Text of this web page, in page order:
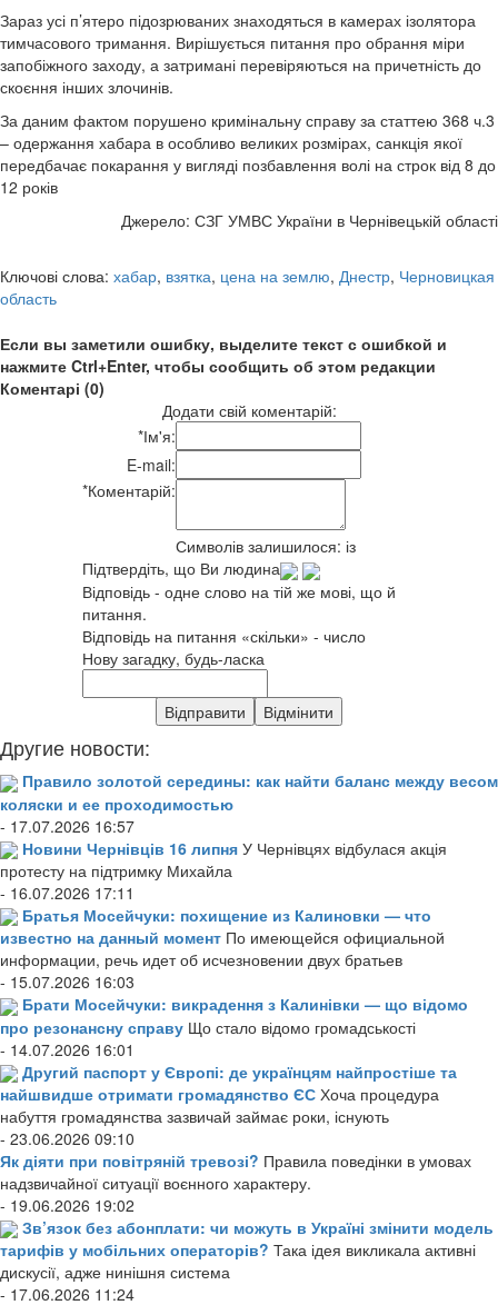
Зараз усі п’ятеро підозрюваних знаходяться в камерах ізолятора
тимчасового тримання. Вирішується питання про обрання міри
запобіжного заходу, а затримані перевіряються на причетність до
скоєння інших злочинів.
За даним фактом порушено кримінальну справу за статтею 368 ч.3
– одержання хабара в особливо великих розмірах, санкція якої
передбачає покарання у вигляді позбавлення волі на строк від 8 до
12 років
Джерело: СЗГ УМВС України в Чернівецькій області
Ключові слова: хабар, взятка, цена на землю, Днестр, Черновицкая
область
Если вы заметили ошибку, выделите текст с ошибкой и
нажмите Ctrl+Enter, чтобы сообщить об этом редакции
Коментарі (0)
Додати свій коментарій:
*Ім'я:
E-mail:
*Коментарій:
Символів залишилося: із
Підтвердіть, що Ви людина
Відповідь - одне слово на тій же мові, що й
питання.
Відповідь на питання «скільки» - число
Нову загадку, будь-ласка
Другие новости:
Правило золотой середины: как найти баланс между весом
коляски и ее проходимостью
- 17.07.2026 16:57
Новини Чернівців 16 липня У Чернівцях відбулася акція
протесту на підтримку Михайла
- 16.07.2026 17:11
Братья Мосейчуки: похищение из Калиновки — что
известно на данный момент По имеющейся официальной
информации, речь идет об исчезновении двух братьев
- 15.07.2026 16:03
Брати Мосейчуки: викрадення з Калинівки — що відомо
про резонансну справу Що стало відомо громадськості
- 14.07.2026 16:01
Другий паспорт у Європі: де українцям найпростіше та
найшвидше отримати громадянство ЄС Хоча процедура
набуття громадянства зазвичай займає роки, існують
- 23.06.2026 09:10
Як діяти при повітряній тревозі? Правила поведінки в умовах
надзвичайної ситуації воєнного характеру.
- 19.06.2026 19:02
Зв’язок без абонплати: чи можуть в Україні змінити модель
тарифів у мобільних операторів? Така ідея викликала активні
дискусії, адже нинішня система
- 17.06.2026 11:24